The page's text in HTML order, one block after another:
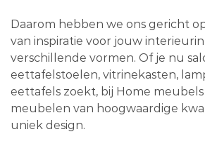
Daarom hebben we ons gericht
van inspiratie voor jouw
verschillende vormen. Of je nu
eettafelstoelen, vitrinekasten,
eettafels zoekt, bij Home
meubelen van hoogwaardige
uniek design.